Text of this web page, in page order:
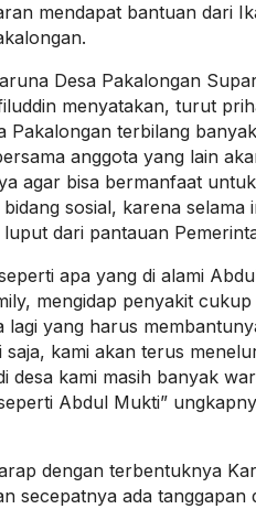
mendapat bantuan dari
Desa Pakalongan
menyatakan, turut
Pakalongan terbilang
anggota yang lain
agar bisa bermanfaat
sosial, karena selama
dari pantauan
apa yang di alami
mengidap penyakit cukup
lagi yang harus
saja, kami akan terus
desa kami masih banyak
Abdul Mukti”
dengan terbentuknya
secepatnya ada tanggapan